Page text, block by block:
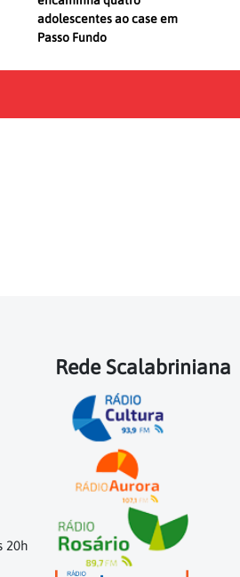
adolescentes ao case em
Passo Fundo
Rede Scalabriniana
20h